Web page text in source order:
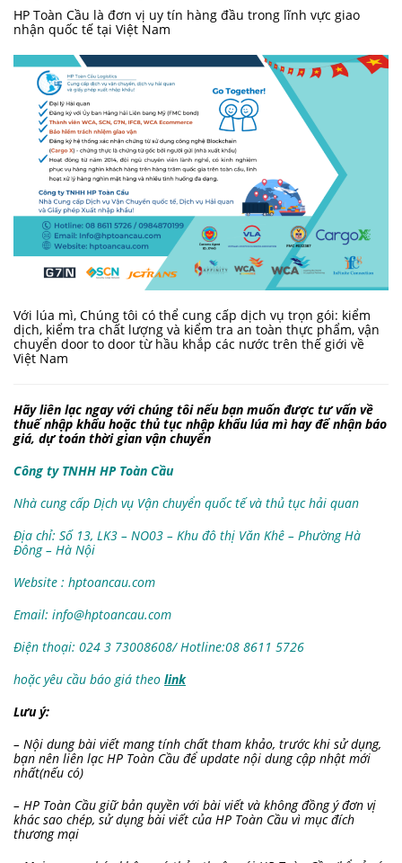
HP Toàn Cầu là đơn vị uy tín hàng đầu trong lĩnh vực giao
nhận quốc tế tại Việt Nam
Với lúa mì, Chúng tôi có thể cung cấp dịch vụ trọn gói: kiểm
dịch, kiểm tra chất lượng và kiểm tra an toàn thực phẩm, vận
chuyển door to door từ hầu khắp các nước trên thế giới về
Việt Nam
Hãy liên lạc ngay với chúng tôi nếu bạn muốn được tư vấn về
thuếnhập khẩu hoặc thủ tục nhập khẩulúa mì hay để nhận báo
giá, dự toán thời gian vận chuyển
Công ty TNHH HP Toàn Cầu
Nhà cung cấp Dịch vụ Vận chuyển quốc tế và thủ tục hải quan
Địa chỉ: Số 13, LK3 – NO03 – Khu đô thị Văn Khê – Phường Hà
Đông – Hà Nội
Website : hptoancau.com
Email: info@hptoancau.com
Điện thoại: 024 3 73008608/ Hotline:08 8611 5726
hoặc yêu cầu báo giá theo link
Lưu ý:
– Nội dung bài viết mang tính chất tham khảo, trước khi sử dụng,
bạn nên liên lạc HP Toàn Cầu để update nội dung cập nhật mới
nhất(nếu có)
– HP Toàn Cầu giữ bản quyền với bài viết và không đồng ý đơn vị
khác sao chép, sử dụng bài viết của HP Toàn Cầu vì mục đích
thương mại